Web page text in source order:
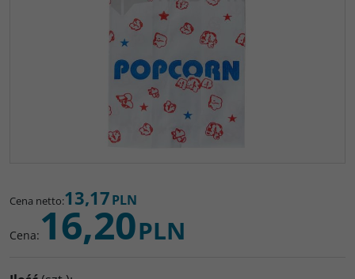
Cena netto:13,17PLN
Cena: 16,20PLN